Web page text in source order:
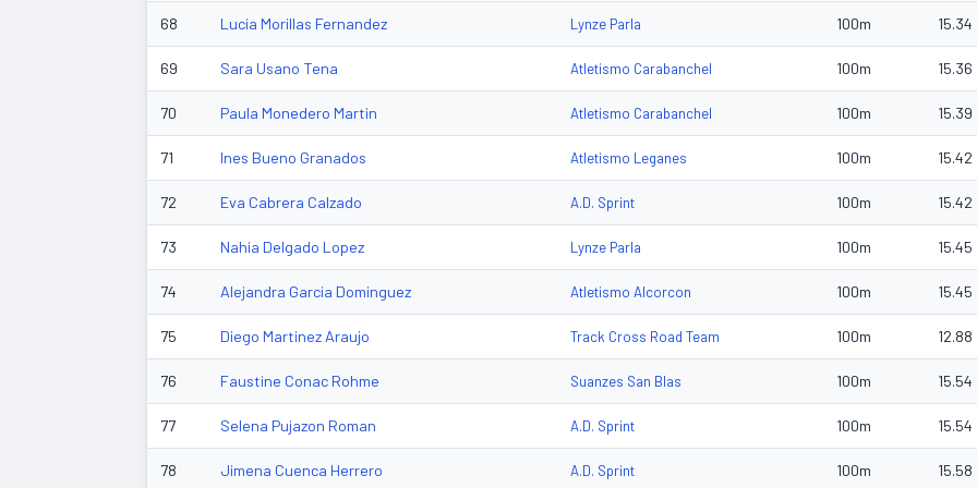
68 Lucia Morillas Fernandez Lynze Parla 100m 15.34
69 Sara Usano Tena Atletismo Carabanchel 100m 15.36
70 Paula Monedero Martin Atletismo Carabanchel 100m 15.39
71 Ines Bueno Granados Atletismo Leganes 100m 15.42
72 Eva Cabrera Calzado A.D. Sprint 100m 15.42
73 Nahia Delgado Lopez Lynze Parla 100m 15.45
74 Alejandra Garcia Dominguez Atletismo Alcorcon 100m 15.45
75 Diego Martinez Araujo Track Cross Road Team 100m 12.88
76 Faustine Conac Rohme Suanzes San Blas 100m 15.54
77 Selena Pujazon Roman A.D. Sprint 100m 15.54
78 Jimena Cuenca Herrero A.D. Sprint 100m 15.58